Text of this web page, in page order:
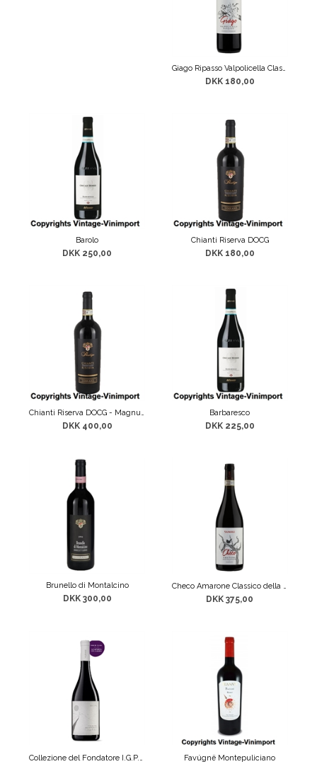
DKK 180,00
Barolo
DKK 250,00
Chianti Riserva DOCG
DKK 180,00
Chianti Riserva DOCG - Magnum
DKK 400,00
Barbaresco
DKK 225,00
Brunello di Montalcino
DKK 300,00 DKK 375,00
Collezione del Fondatore I.G.P. Blend di uve prodotte esclusivamente dai vigneti di Enzo, nella Tenuta Il Vignale. Favúgnë Montepuliciano